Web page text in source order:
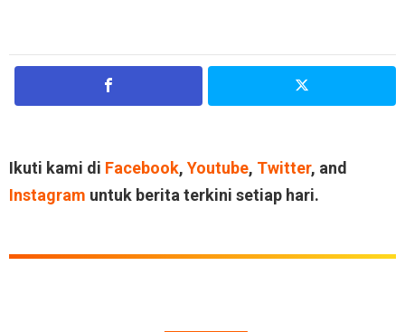
Ikuti kami di Facebook, Youtube, Twitter, and
Instagram untuk berita terkini setiap hari.